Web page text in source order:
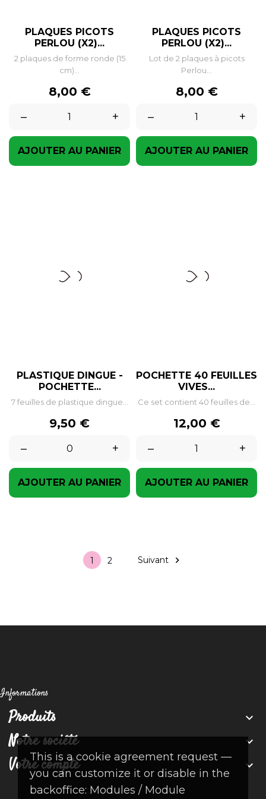
This is a cookie agreement request —
you can customize it or disable in the
backoffice: Modules / Module
PLAQUES PICOTS
PERLOU (X2)...
2 plaques de forme ronde (15
cm)...
Prix
8,00 €
–
+
AJOUTER AU PANIER
PLAQUES PICOTS
PERLOU (X2)...
Lot de 2 plaques à picots
Perlou...
Prix
8,00 €
–
+
AJOUTER AU PANIER
PLASTIQUE DINGUE -
POCHETTE...
7 feuilles de plastique dingue...
Prix
9,50 €
–
+
AJOUTER AU PANIER
POCHETTE 40 FEUILLES
VIVES...
Ce set contient 40 feuilles de...
Prix
12,00 €
–
+
AJOUTER AU PANIER
1 2 Suivant 
Informations
Produits 
Notre société 
Votre compte 